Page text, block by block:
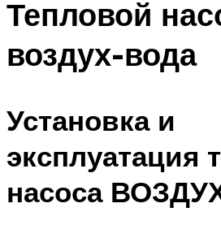
Тепловой
воздух-вода
Установка и
эксплуатация
насоса